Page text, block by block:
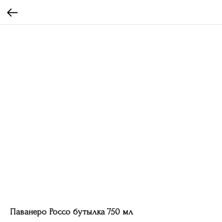
Паванеро Россо бутылка 750 мл